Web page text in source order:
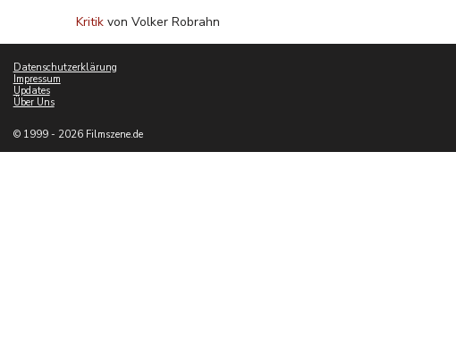
Kritik von Volker Robrahn
Datenschutzerklärung
Impressum
Updates
Über Uns
© 1999 - 2026 Filmszene.de